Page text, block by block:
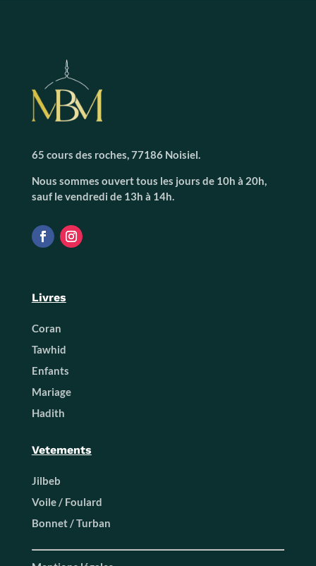
65 cours des roches, 77186 Noisiel.
Nous sommes ouvert tous les jours de 10h à 20h,
sauf le vendredi de 13h à 14h.
Livres
Coran
Tawhid
Enfants
Mariage
Hadith
Vetements
Jilbeb
Voile / Foulard
Bonnet / Turban